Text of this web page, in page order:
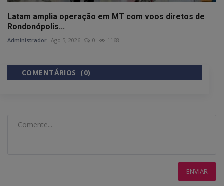
Latam amplia operação em MT com voos diretos de
Rondonópolis...
Administrador Ago 5, 2026 0 1168
COMENTÁRIOS (0)
ENVIAR